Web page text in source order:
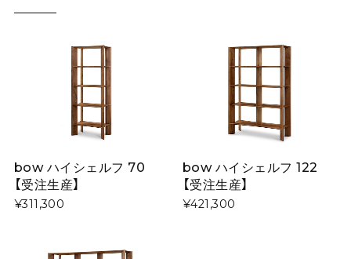
bow ハイシェルフ 70
【受注生産】
¥311,300
bow ハイシェルフ 122
【受注生産】
¥421,300